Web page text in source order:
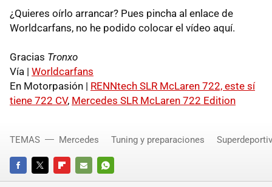
¿Quieres oírlo arrancar? Pues pincha al enlace de
Worldcarfans, no he podido colocar el vídeo aquí.
Gracias Tronxo
Vía | Worldcarfans
En Motorpasión | RENNtech SLR McLaren 722, este sí
tiene 722 CV, Mercedes SLR McLaren 722 Edition
FACEBOOKTWITTERFLIPBOARD
E-
WHATSAPP
TEMAS Mercedes Tuning y preparaciones